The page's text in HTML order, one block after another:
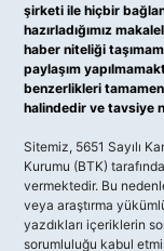
şirketi ile hiçbir
hazırladığımız
haber niteliği
paylaşım
benzerlikleri
halindedir ve tavsiye
Sitemiz, 5651 Sayılı
Kurumu (BTK)
vermektedir. Bu
veya araştırma
yazdıkları içeriklerin
sorumluluğu kabul